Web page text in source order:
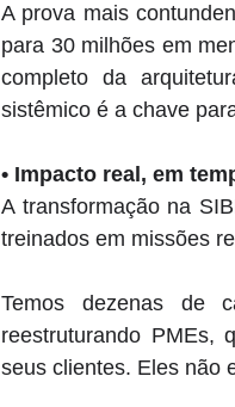
A prova mais
para 30 milhões em
completo da
sistêmico é a chave
• Impacto real, em
A transformação na
treinados em missões
Temos dezenas de
reestruturando PMEs,
seus clientes. Eles não